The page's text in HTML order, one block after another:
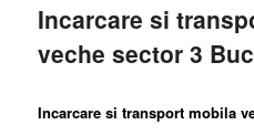
Incarcare si
veche sector 3
Incarcare si transport mobila